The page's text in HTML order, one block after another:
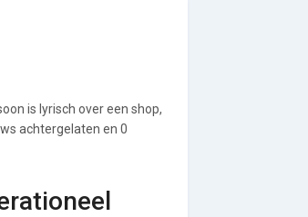
is lyrisch over een shop,
achtergelaten en 0